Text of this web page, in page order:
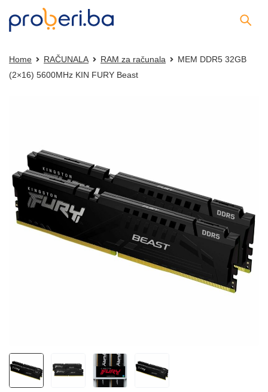
Home RAČUNALA RAM za računala
MEM DDR5 32GB
(2×16) 5600MHz KIN FURY Beast